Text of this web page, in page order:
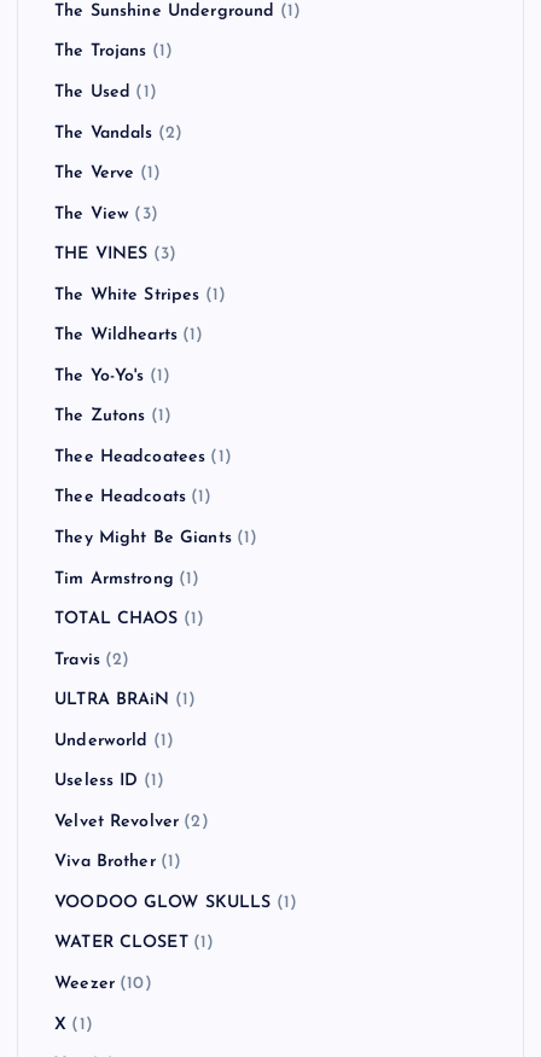
The Sunshine Underground (1)
The Trojans (1)
The Used (1)
The Vandals (2)
The Verve (1)
The View (3)
THE VINES (3)
The White Stripes (1)
The Wildhearts (1)
The Yo-Yo's (1)
The Zutons (1)
Thee Headcoatees (1)
Thee Headcoats (1)
They Might Be Giants(1)
Tim Armstrong (1)
TOTAL CHAOS (1)
Travis(2)
ULTRA BRAiN (1)
Underworld (1)
Useless ID (1)
Velvet Revolver (2)
Viva Brother(1)
VOODOO GLOW SKULLS (1)
WATER CLOSET(1)
Weezer(10)
X (1)